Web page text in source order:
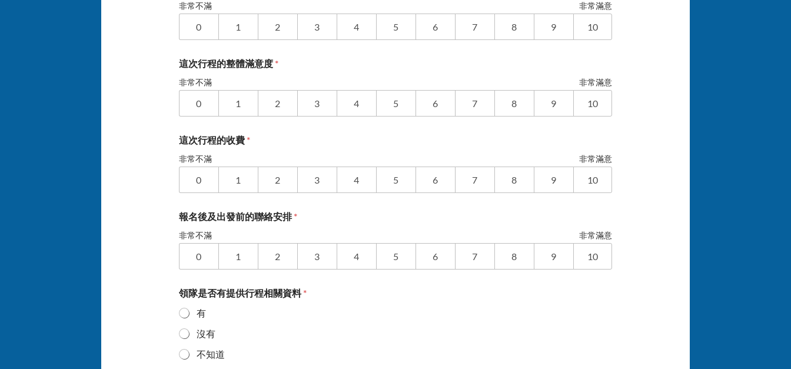
非常不滿 非常滿意
0 1 2 3 4 5 6 7 8 9 10
這次行程的整體滿意度 *
非常不滿 非常滿意
0 1 2 3 4 5 6 7 8 9 10
這次行程的收費 *
非常不滿 非常滿意
0 1 2 3 4 5 6 7 8 9 10
報名後及出發前的聯絡安排*
非常不滿 非常滿意
0 1 2 3 4 5 6 7 8 9 10
領隊是否有提供行程相關資料*
有
沒有
不知道